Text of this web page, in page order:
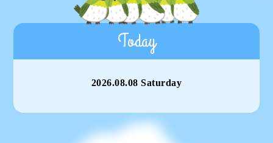
Today
2026.08.08 Saturday